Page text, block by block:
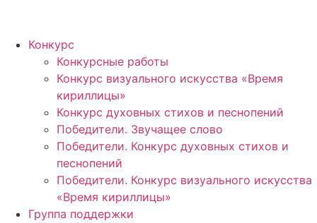
Конкурс
Конкурсные работы
Конкурс визуального искусства «Время
кириллицы»
Конкурс духовных стихов и песнопений
Победители. Звучащее слово
Победители. Конкурс духовных стихов и
песнопений
Победители. Конкурс визуального искусства
«Время кириллицы»
Группа поддержки